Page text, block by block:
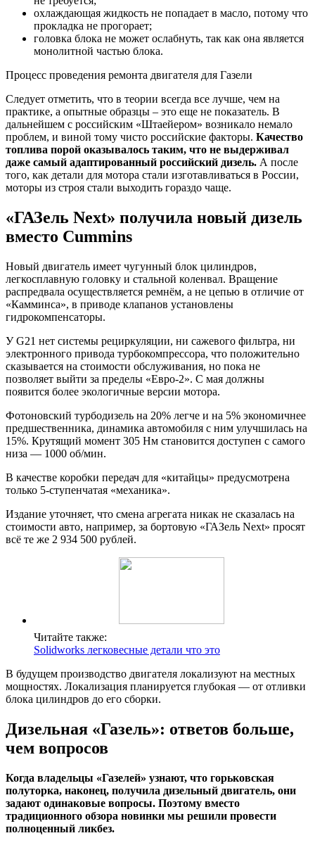
охлаждающая жидкость не попадает в масло, потому что
прокладка не прогорает;
головка блока не может ослабнуть, так как она является
монолитной частью блока.
Процесс проведения ремонта двигателя для Газели
Следует отметить, что в теории всегда все лучше, чем на
практике, а опытные образцы – это еще не показатель. В
дальнейшем с российским «Штаейером» возникало немало
проблем, и виной тому чисто российские факторы. Качество
топлива порой оказывалось таким, что не выдерживал
даже самый адаптированный российский дизель. А после
того, как детали для мотора стали изготавливаться в России,
моторы из строя стали выходить гораздо чаще.
«ГАЗель Next» получила новый дизель
вместо Cummins
Новый двигатель имеет чугунный блок цилиндров,
легкосплавную головку и стальной коленвал. Вращение
распредвала осуществляется ремнём, а не цепью в отличие от
«Камминса», в приводе клапанов установлены
гидрокомпенсаторы.
У G21 нет системы рециркуляции, ни сажевого фильтра, ни
электронного привода турбокомпрессора, что положительно
сказывается на стоимости обслуживания, но пока не
позволяет выйти за пределы «Евро-2». С мая должны
появится более экологичные версии мотора.
Фотоновский турбодизель на 20% легче и на 5% экономичнее
предшественника, динамика автомобиля с ним улучшилась на
15%. Крутящий момент 305 Нм становится доступен с самого
низа — 1000 об/мин.
В качестве коробки передач для «китайцы» предусмотрена
только 5-ступенчатая «механика».
Издание уточняет, что смена агрегата никак не сказалась на
стоимости авто, например, за бортовую «ГАЗель Next» просят
всё те же 2 934 500 рублей.
Читайте также:
Solidworks легковесные детали что это
В будущем производство двигателя локализуют на местных
мощностях. Локализация планируется глубокая — от отливки
блока цилиндров до его сборки.
Дизельная «Газель»: ответов больше,
чем вопросов
Когда владельцы «Газелей» узнают, что горьковская
полуторка, наконец, получила дизельный двигатель, они
задают одинаковые вопросы. Поэтому вместо
традиционного обзора новинки мы решили провести
полноценный ликбез.